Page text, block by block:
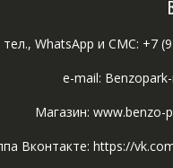
тел., WhatsApp и СМС: +7
e-mail:
Магазин: www.benzo-
Вконтакте: https://